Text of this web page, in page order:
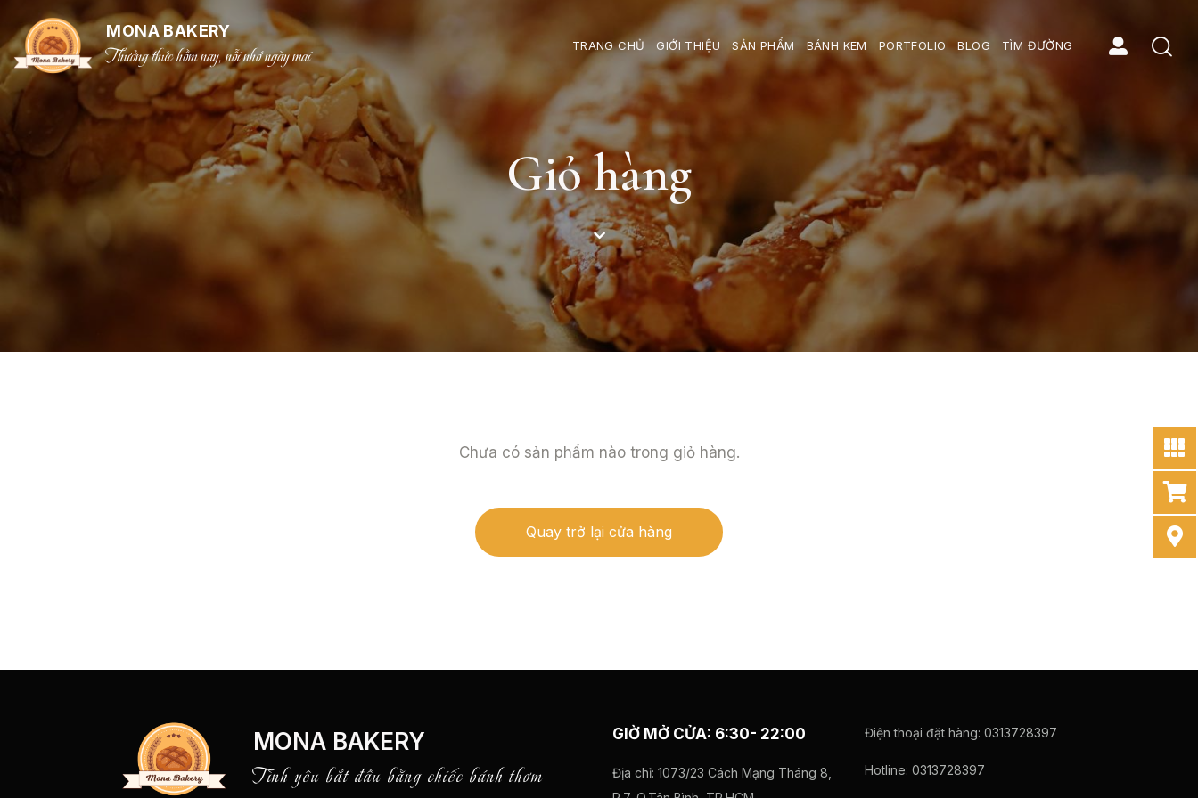
MONA BAKERY
Thưởng thức hồm nay, nỗi nhớ ngày mai TRANG CHỦ GIỚI THIỆU SẢN PHẨM BÁNH KEM PORTFOLIO BLOG TÌM ĐƯỜNG
Giỏ hàng
Chưa có sản phẩm nào trong giỏ hàng.
Quay trở lại cửa hàng
MONA BAKERY
Tình yêu bắt đầu bằng chiếc bánh thơm
GIỜ MỞ CỬA: 6:30- 22:00
Địa chỉ: 1073/23 Cách Mạng Tháng 8,
Điện thoại đặt hàng: 0313728397
Hotline: 0313728397